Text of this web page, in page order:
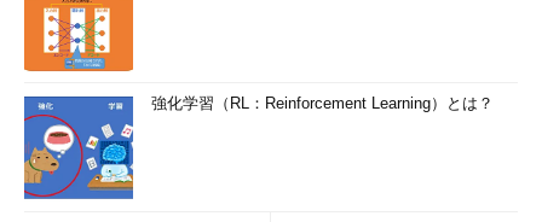
強化学習（RL：Reinforcement Learning）とは？